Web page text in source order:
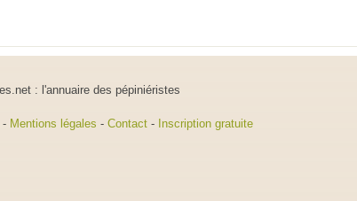
: l'annuaire des pépiniéristes
- Mentions légales - Contact- Inscription gratuite